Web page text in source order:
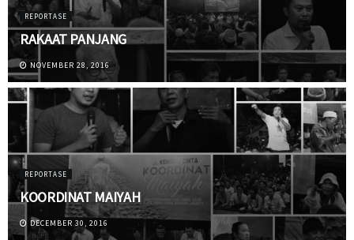
REPORTASE
RAKAAT PANJANG
NOVEMBER 28, 2016
REPORTASE
KOORDINAT MAIYAH
DECEMBER 30, 2016